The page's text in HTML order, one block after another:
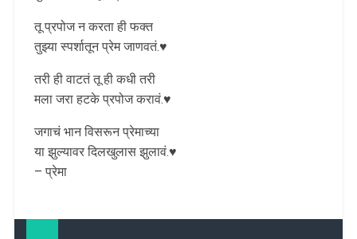
तू प्रपोज न करता ही फक्त
तुझ्या स्पर्शातून प्रेम जाणवतं.♥️
तरी ही वाटतं तू ही कधी तरी
मला जरा हटके प्रपोज करावं.♥️
जगाचं भान विसरून प्रेमाच्या
या झुल्यावर दिलखुलास झुलावं.♥️
– प्रेमा